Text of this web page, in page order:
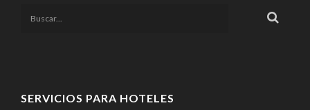
SERVICIOS PARA HOTELES